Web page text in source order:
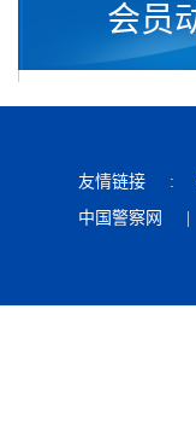
会员
友情链接 :
中国警察网